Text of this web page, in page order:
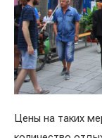
Цены на таких